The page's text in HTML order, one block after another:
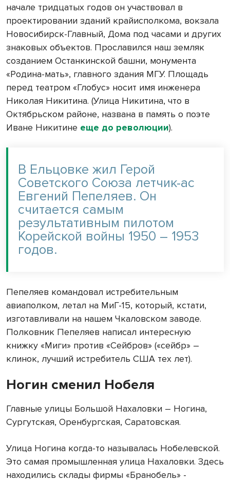
начале тридцатых годов он участвовал в
проектировании зданий крайисполкома, вокзала
Новосибирск-Главный, Дома под часами и других
знаковых объектов. Прославился наш земляк
созданием Останкинской башни, монумента
«Родина-мать», главного здания МГУ. Площадь
перед театром «Глобус» носит имя инженера
Николая Никитина. (Улица Никитина, что в
Октябрьском районе, названа в память о поэте
Иване Никитине еще до революции).
В Ельцовке жил Герой
Советского Союза летчик-ас
Евгений Пепеляев. Он
считается самым
результативным пилотом
Корейской войны 1950 – 1953
годов.
Пепеляев командовал истребительным
авиаполком, летал на МиГ-15, который, кстати,
изготавливали на нашем Чкаловском заводе.
Полковник Пепеляев написал интересную
книжку «Миги» против «Сейбров» («сейбр» –
клинок, лучший истребитель США тех лет).
Ногин сменил Нобеля
Главные улицы Большой Нахаловки – Ногина,
Сургутская, Оренбургская, Саратовская.
Улица Ногина когда-то называлась Нобелевской.
Это самая промышленная улица Нахаловки. Здесь
находились склады фирмы «Бранобель» -